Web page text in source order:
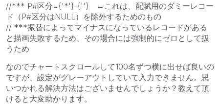
//*** P#区分={'*'}-{''} ←これは、配賦用のダミーレコー
ド（P#区分はNULL）を除外するためのもの
// ***振替によってマイナスになっているレコードがある
と描画失敗するため、その場合には強制的にゼロとして扱
うため
なのでチャートスクロールして100名ずつ横に出せば良いの
ですが、設定がグレーアウトしていて入力できません。思
いつかれる解決方法はございませんでしょうか？教えて頂
けると大変助かります。